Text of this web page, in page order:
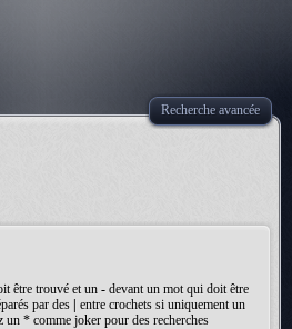
Recherche avancée
être trouvé et un - devant un mot qui doit être
par des
entre crochets si uniquement un
* comme joker pour des recherches